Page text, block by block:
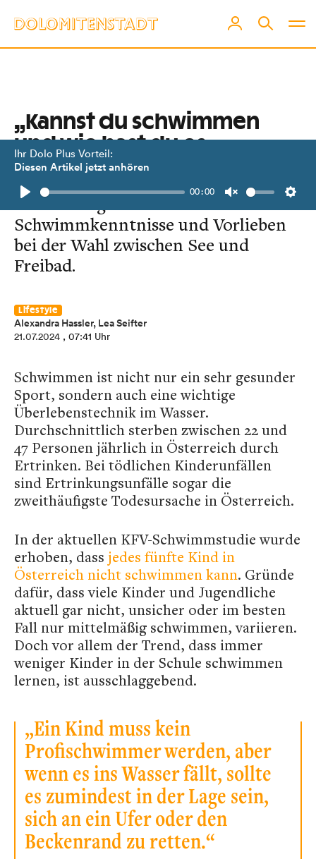
Ihr Dolo Plus Vorteil:
Diesen Artikel jetzt anhören
Play
00:00
Unmute
„Kannst du schwimmen
und wie hast du es
gelernt?“
Passanten geben Auskunft über ihre
Schwimmkenntnisse und Vorlieben
bei der Wahl zwischen See und
Freibad.
Lifestyle
Alexandra Hassler, Lea Seifter
21.07.2024 , 07:41 Uhr
Schwimmen ist nicht nur ein sehr gesunder
Sport, sondern auch eine wichtige
Überlebenstechnik im Wasser.
Durchschnittlich sterben zwischen 22 und
47 Personen jährlich in Österreich durch
Ertrinken. Bei tödlichen Kinderunfällen
sind Ertrinkungsunfälle sogar die
zweithäufigste Todesursache in Österreich.
In der aktuellen KFV-Schwimmstudie wurde
erhoben, dass jedes fünfte Kind in
Österreich nicht schwimmen kann. Gründe
dafür, dass viele Kinder und Jugendliche
aktuell gar nicht, unsicher oder im besten
Fall nur mittelmäßig schwimmen, variieren.
Doch vor allem der Trend, dass immer
weniger Kinder in der Schule schwimmen
lernen, ist ausschlaggebend.
„Ein Kind muss kein
Profischwimmer werden, aber
wenn es ins Wasser fällt, sollte
es zumindest in der Lage sein,
sich an ein Ufer oder den
Beckenrand zu retten.“